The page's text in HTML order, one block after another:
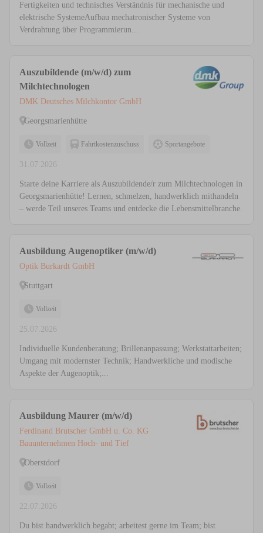
Fertigkeiten und technisches Verständnis für mechanische und
elektrische SystemeAufbau mechatronischer Systeme von
Verdrahtung über Programmierun...
Auszubildende (m/w/d) zum
Milchtechnologen
DMK Deutsches Milchkontor GmbH
Georgsmarienhütte
Vollzeit Fahrtkostenzuschuss Sportangebote
31.07.2026
Starte deine Karriere als Auszubildende/r zum Milchtechnologen in
Georgsmarienhütte! Lernen, schmelzen, handwerklich mithandeln
– werde Teil unseres Teams und entdecke die Lebensmittelbranche.
Ausbildung Augenoptiker (m/w/d)
Optik Burkardt GmbH
Stuttgart
Vollzeit
25.07.2026
Individuelle Kundenberatung; Brillenanpassung; Werkstattarbeiten;
Umgang mit modernster Technik; Handwerkliche und modische
Aspekte der Augenoptik;...
Ausbildung Maurer (m/w/d)
Ferdinand Brutscher GmbH u. Co. KG
Bauunternehmen Hoch- und Tief
Oberstdorf
Vollzeit
22.07.2026
Du bist handwerklich begabt; arbeitest gerne im Team; bist